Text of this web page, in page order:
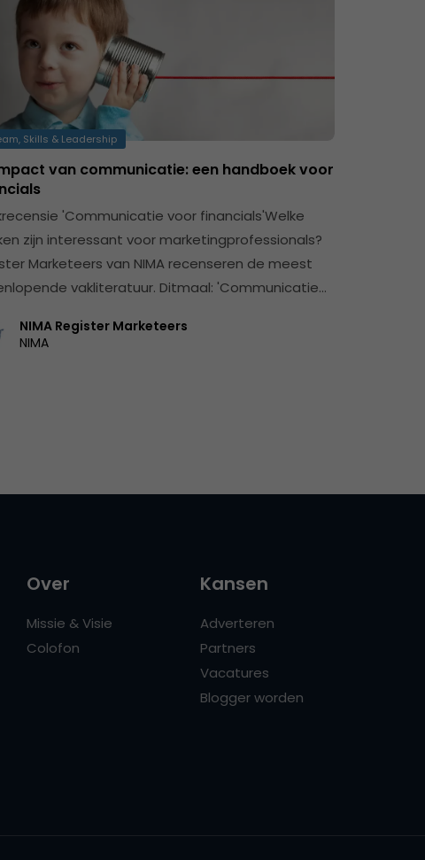
Skills & Leadership
van communicatie: een handboek voor
'Communicatie voor financials'Welke
zijn interessant voor marketingprofessionals?
Marketeers van NIMA recenseren de meest
vakliteratuur. Ditmaal: 'Communicatie…
NIMA Register Marketeers
NIMA
Over
Missie & Visie
Colofon
Kansen
Adverteren
Partners
Vacatures
Blogger worden